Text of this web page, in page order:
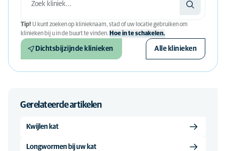
Tip! U kunt zoeken op klinieknaam, stad of uw locatie gebruiken om
klinieken bij u in de buurt te vinden. Hoe in te schakelen.
Dichtsbijzijnde klinieken Alle klinieken
Gerelateerde artikelen
Kwijlen kat
Longwormen bij uw kat